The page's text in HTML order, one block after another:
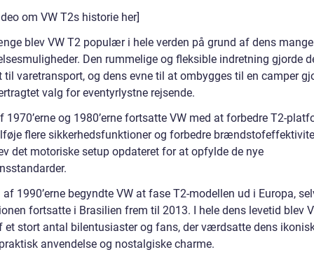
om VW T2s historie her]
blev VW T2 populær i hele verden på grund af dens mange
Den rummelige og fleksible indretning gjorde
til varetransport, og dens evne til at ombygges til en camper
valg for eventyrlystne rejsende.
1970’erne og 1980’erne fortsatte VW med at forbedre T2-
flere sikkerhedsfunktioner og forbedre
det motoriske setup opdateret for at opfylde de nye
af 1990’erne begyndte VW at fase T2-modellen ud i Europa,
fortsatte i Brasilien frem til 2013. I hele dens levetid blev
et stort antal bilentusiaster og fans, der værdsatte dens
anvendelse og nostalgiske charme.